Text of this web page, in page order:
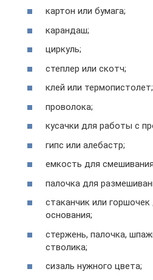
картон или бумага;
карандаш;
циркуль;
степлер или скотч;
клей или термопистолет;
проволока;
кусачки для работы с
гипс или алебастр;
емкость для
палочка для
стаканчик или
основания;
стержень, палочка,
стволика;
сизаль нужного цвета;